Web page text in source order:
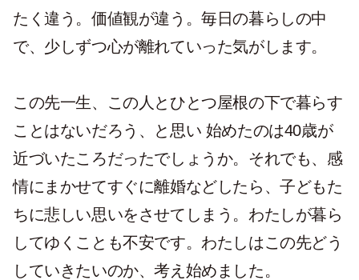
たく違う。価値観が違う。毎日の暮らしの中
で、少しずつ心が離れていった気がします。
この先一生、この人とひとつ屋根の下で暮らす
ことはないだろう、と思い 始めたのは40歳が
近づいたころだったでしょうか。それでも、感
情にまかせてすぐに離婚などしたら、子どもた
ちに悲しい思いをさせてしまう。わたしが暮ら
してゆくことも不安です。わたしはこの先どう
していきたいのか、考え始めました。